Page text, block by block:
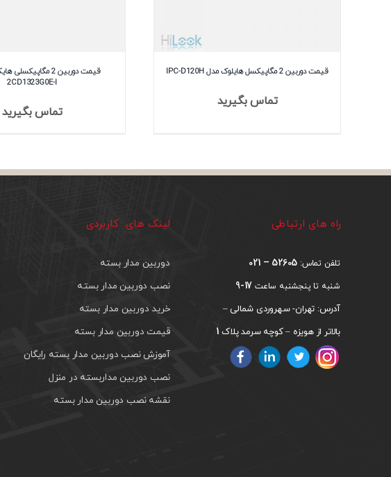
قیمت دوربین 2 مگاپیکسل هایلوک مدل IPC-D120H
تماس بگیرید
2CD1323G0E-I
تماس بگیرید
راه های ارتباطی
تلفن تماس: 52605 – 021
شنبه تا پنجشنبه ساعت 17-9
آدرس: تهران- سهروردی شمالی –
بالاتر از هویزه – کوچه سرمد پلاک 1
لینک های کاربردی
دوربین مدار بسته
نصب دوربین مدار بسته
خرید دوربین مدار بسته
قیمت دوربین مدار بسته
آموزش نصب دوربین مدار بسته رایگان
نصب دوربین مداربسته در منزل
نقشه نصب دوربین مدار بسته